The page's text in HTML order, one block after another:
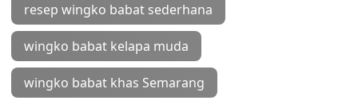
resep wingko babat sederhana
wingko babat kelapa muda
wingko babat khas Semarang